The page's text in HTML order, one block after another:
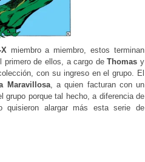
miembro a miembro, estos terminan
primero de ellos, a cargo deThomas y
con su ingreso en el grupo. El
Maravillosa, a quien facturan con un
porque tal hecho, a diferencia de
alargar más esta serie de